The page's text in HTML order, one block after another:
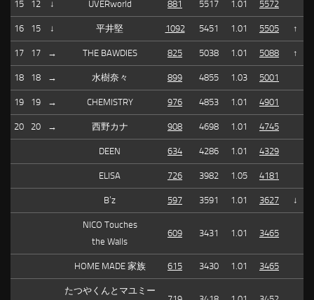
15 12 ↓ UVERworld 881 5517 1.01 5572
16 15 ↓ 平井堅 1092 5451 1.01 5505 ↑
17 17 → THE BAWDIES 825 5038 1.01 5088 ↑
18 18 → 水樹奈々 899 4855 1.03 5001
19 19 → CHEMISTRY 976 4853 1.01 4901
20 20 → 西野カナ 908 4698 1.01 4745
DEEN 634 4286 1.01 4329
ELISA 726 3982 1.05 4181
B’z 597 3591 1.01 3627 ↓
NICO Touches
the Walls
609 3431 1.01 3465
HOME MADE 家族 615 3430 1.01 3465
たつやくんとマユミー